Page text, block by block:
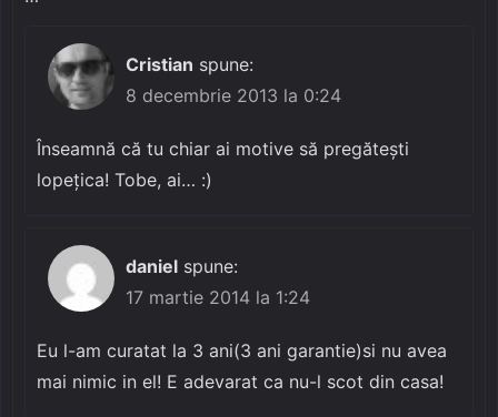
Cristian spune:
8 decembrie 2013 la 0:24
Înseamnă că tu chiar ai motive să pregătești
lopețica! Tobe, ai… :)
daniel spune:
17 martie 2014 la 1:24
Eu l-am curatat la 3 ani(3 ani garantie)si nu avea
mai nimic in el! E adevarat ca nu-l scot din casa!